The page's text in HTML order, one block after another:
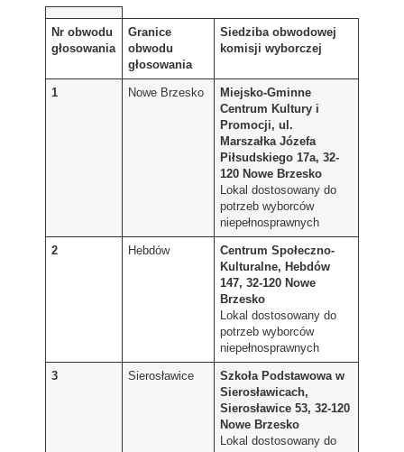
Nr obwodu
głosowania
Granice
obwodu
głosowania
Siedziba obwodowej
komisji wyborczej
1 Nowe Brzesko
Miejsko-Gminne
Centrum Kultury i
Promocji, ul.
Marszałka Józefa
Piłsudskiego 17a, 32-
120 Nowe Brzesko
Lokal dostosowany do
potrzeb wyborców
niepełnosprawnych
2 Hebdów
Centrum Społeczno-
Kulturalne, Hebdów
147, 32-120 Nowe
Brzesko
Lokal dostosowany do
potrzeb wyborców
niepełnosprawnych
3 Sierosławice
Szkoła Podstawowa w
Sierosławicach,
Sierosławice 53, 32-120
Nowe Brzesko
Lokal dostosowany do